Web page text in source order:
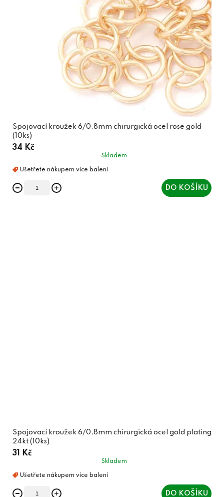
Spojovací kroužek 6/0,8mm chirurgická ocel rose gold
(10ks)
34 Kč
Skladem
DO KOŠÍKU
Spojovací kroužek 6/0,8mm chirurgická ocel gold plating
24kt (10ks)
31 Kč
Skladem
DO KOŠÍKU